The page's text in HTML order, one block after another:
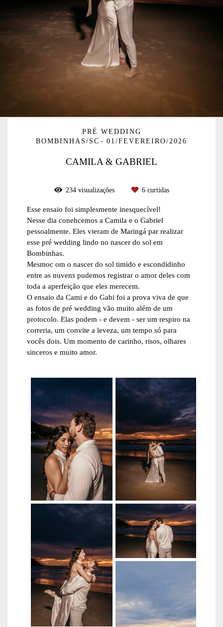
PRÉ WEDDING
BOMBINHAS/SC
01/FEVEREIRO/2026
CAMILA & GABRIEL
234visualizações 6curtidas
Esse ensaio foi simplesmente inesquecível!
Nesse dia conehcemos a Camila e o Gabriel
pessoalmente. Eles vieram de Maringá par realizar
esse pré wedding lindo no nascer do sol em
Bombinhas.
Mesmoc om o nascer do sol timido e escondidinho
entre as nuvens pudemos registrar o amor deles com
toda a aperfeição que eles merecem.
O ensaio da Cami e do Gabi foi a prova viva de que
as fotos de pré wedding vão muito além de um
protocolo. Elas podem - e devem - ser um respiro na
correria, um convite a leveza, um tempo só para
vocês dois. Um momento de carinho, risos, olhares
sinceros e muito amor.